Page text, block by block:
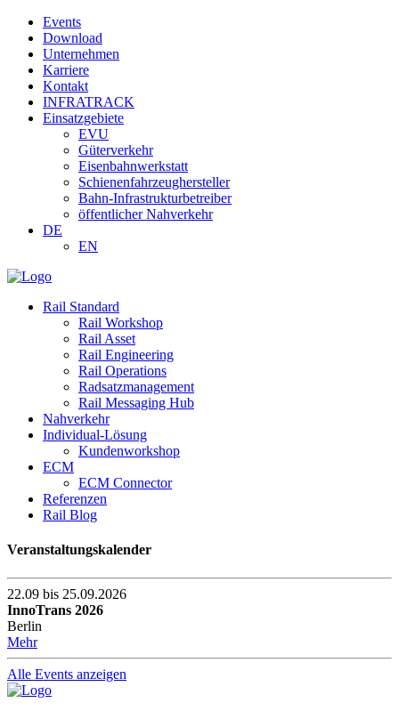
Events
Download
Unternehmen
Karriere
Kontakt
INFRATRACK
Einsatzgebiete
EVU
Güterverkehr
Eisenbahnwerkstatt
Schienenfahrzeughersteller
Bahn-Infrastrukturbetreiber
öffentlicher Nahverkehr
DE
EN
Rail Standard
Rail Workshop
Rail Asset
Rail Engineering
Rail Operations
Radsatzmanagement
Rail Messaging Hub
Nahverkehr
Individual-Lösung
Kundenworkshop
ECM
ECM Connector
Referenzen
Rail Blog
Veranstaltungskalender
22.09 bis 25.09.2026
InnoTrans 2026
Berlin
Mehr
Alle Events anzeigen